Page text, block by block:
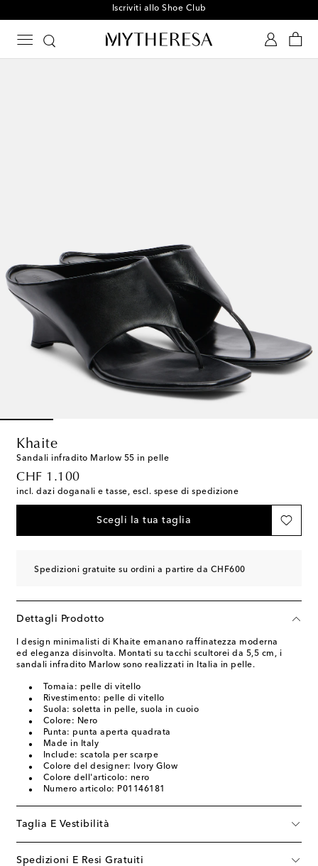
Iscriviti allo Shoe Club
Khaite
Sandali infradito Marlow 55 in pelle
CHF 1.100
original price
incl. dazi doganali e tasse, escl. spese di spedizione
Scegli la tua taglia
Spedizioni gratuite su ordini a partire da CHF600
Dettagli Prodotto
I design minimalisti di Khaite emanano raffinatezza moderna
ed eleganza disinvolta. Montati su tacchi scultorei da 5,5 cm, i
sandali infradito Marlow sono realizzati in Italia in pelle.
Tomaia: pelle di vitello
Rivestimento: pelle di vitello
Suola: soletta in pelle, suola in cuoio
Colore: Nero
Punta: punta aperta quadrata
Made in Italy
Include: scatola per scarpe
Colore del designer: Ivory Glow
Colore dell'articolo: nero
Numero articolo: P01146181
Taglia E Vestibilità
Spedizioni E Resi Gratuiti